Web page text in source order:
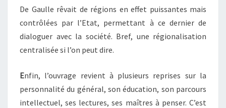
De Gaulle rêvait de régions en effet puissantes mais
contrôlées par l’Etat, permettant à ce dernier de
dialoguer avec la société. Bref, une régionalisation
centralisée si l’on peut dire.
Enfin, l’ouvrage revient à plusieurs reprises sur la
personnalité du général, son éducation, son parcours
intellectuel, ses lectures, ses maîtres à penser. C’est